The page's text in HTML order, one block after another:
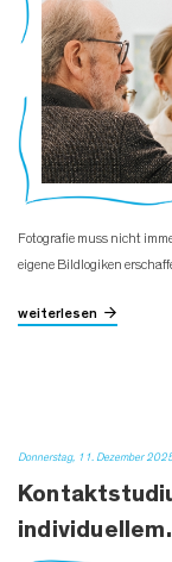
Fotografie muss nicht
eigene Bildlogiken
weiterlesen
Donnerstag, 11. Dezember